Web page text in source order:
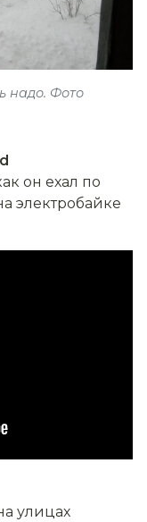
надо. Фото
он ехал по
электробайке
улицах